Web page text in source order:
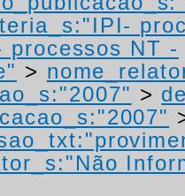
processos NT -
>
>